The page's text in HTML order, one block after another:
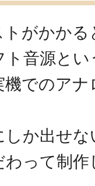
がかか
音源と
機でのア
しか出せ
わって制